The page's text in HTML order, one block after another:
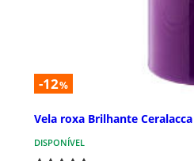
-12%
Vela roxa Brilhante
DISPONÍVEL